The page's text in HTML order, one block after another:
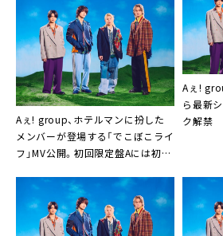
Aぇ! group、ホテルマンに扮した
メンバーが登場する「でこぼこライ
フ」MV公開。初回限定盤Aには初の
ロver.収録決定も
Aぇ!
ら最新
ク解禁